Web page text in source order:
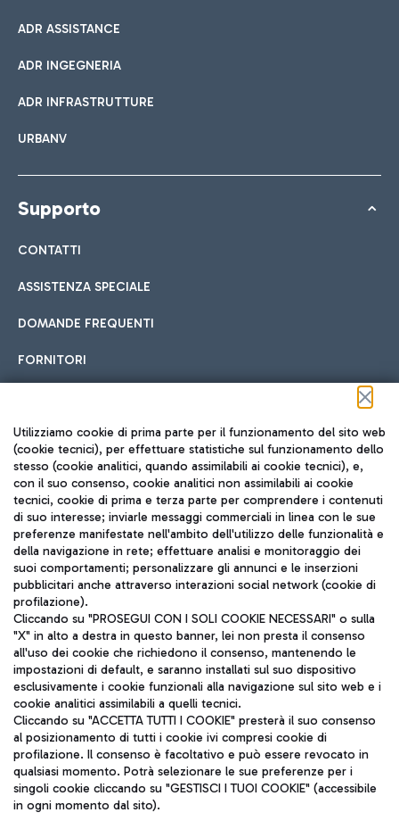
ADR ASSISTANCE
ADR INGEGNERIA
ADR INFRASTRUTTURE
URBANV
Supporto
CONTATTI
ASSISTENZA SPECIALE
DOMANDE FREQUENTI
FORNITORI
Seguici sui social
TRAVEL JOURNAL
ITA
Aeroporti di Roma S.p.A. - Società soggetta a direzione e
coordinamento di Mundys S.p.A.
Codice fiscale e Registro delle Imprese di Roma 13032990155 P.
IVA 06572251004
Capitale sociale 62.224.743,00 int. vers.
Sede legale: Via Pier Paolo Racchetti 1 - 00054 Fiumicino (RM)
telefono +39 06 65951
Utilizziamo cookie di prima parte per il funzionamento del sito web
(cookie tecnici), per effettuare statistiche sul funzionamento dello
stesso (cookie analitici, quando assimilabili ai cookie tecnici), e,
con il suo consenso, cookie analitici non assimilabili ai cookie
tecnici, cookie di prima e terza parte per comprendere i contenuti
di suo interesse; inviarle messaggi commerciali in linea con le sue
preferenze manifestate nell'ambito dell'utilizzo delle funzionalità e
della navigazione in rete; effettuare analisi e monitoraggio dei
suoi comportamenti; personalizzare gli annunci e le inserzioni
pubblicitari anche attraverso interazioni social network (cookie di
profilazione).
Cliccando su "PROSEGUI CON I SOLI COOKIE NECESSARI" o sulla
"X" in alto a destra in questo banner, lei non presta il consenso
all'uso dei cookie che richiedono il consenso, mantenendo le
impostazioni di default, e saranno installati sul suo dispositivo
esclusivamente i cookie funzionali alla navigazione sul sito web e i
cookie analitici assimilabili a quelli tecnici.
Cliccando su "ACCETTA TUTTI I COOKIE" presterà il suo consenso
al posizionamento di tutti i cookie ivi compresi cookie di
profilazione. Il consenso è facoltativo e può essere revocato in
qualsiasi momento. Potrà selezionare le sue preferenze per i
singoli cookie cliccando su "GESTISCI I TUOI COOKIE" (accessibile
in ogni momento dal sito).